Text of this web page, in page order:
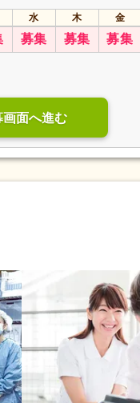
自転車通勤可(247)
水 木 金
募集 募集 募集
画面へ進む